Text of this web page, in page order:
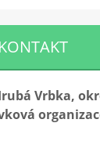
KONTAKT
Vrbka,